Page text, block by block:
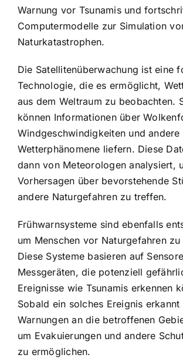
Warnung vor Tsunamis und
Computermodelle zur Simulation
Naturkatastrophen.
Die Satellitenüberwachung ist eine
Technologie, die es ermöglicht,
aus dem Weltraum zu beobachten.
können Informationen über
Windgeschwindigkeiten und andere
Wetterphänomene liefern. Diese
dann von Meteorologen analysiert,
Vorhersagen über bevorstehende
andere Naturgefahren zu treffen.
Frühwarnsysteme sind ebenfalls
um Menschen vor Naturgefahren
Diese Systeme basieren auf
Messgeräten, die potenziell
Ereignisse wie Tsunamis erkennen
Sobald ein solches Ereignis
Warnungen an die betroffenen
um Evakuierungen und andere
zu ermöglichen.